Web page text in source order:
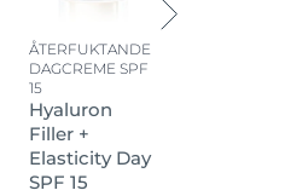
ÅTERFUKTANDE
DAGCREME SPF
15
Hyaluron
Filler +
Elasticity Day
SPF 15